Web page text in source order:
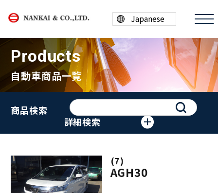
商品情報
買取案内
会社案内
採用情報
ESG/SDGs
Products
自動車商品一覧
詳細検索
商品検索
(7)
AGH30